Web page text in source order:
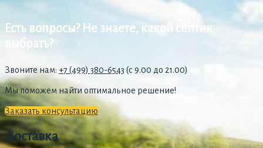
Есть вопросы? Не знаете, какой септик
выбрать?
Звоните нам: +7 (499) 380-6543 (с 9.00 до 21.00)
Мы поможем найти оптимальное решение!
Заказать консультацию
Доставка